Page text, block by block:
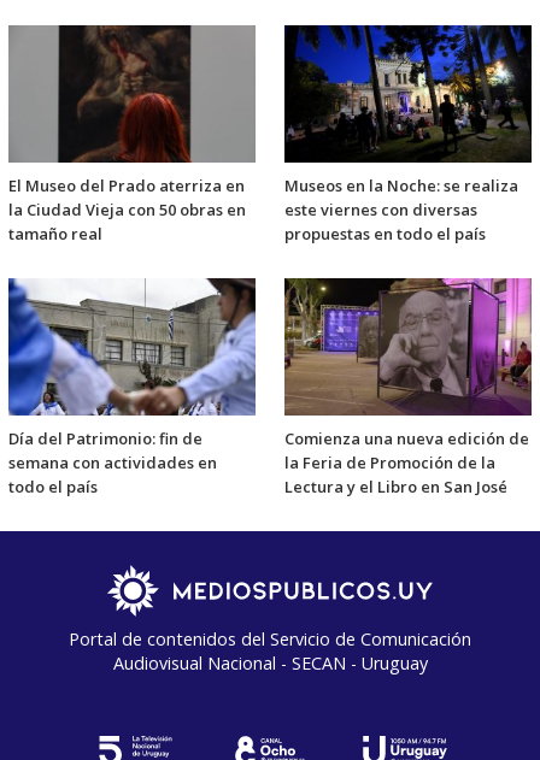
El Museo del Prado aterriza en
la Ciudad Vieja con 50 obras en
tamaño real
Museos en la Noche: se realiza
este viernes con diversas
propuestas en todo el país
Día del Patrimonio: fin de
semana con actividades en
todo el país
Comienza una nueva edición de
la Feria de Promoción de la
Lectura y el Libro en San José
Portal de contenidos del Servicio de Comunicación
Audiovisual Nacional - SECAN - Uruguay